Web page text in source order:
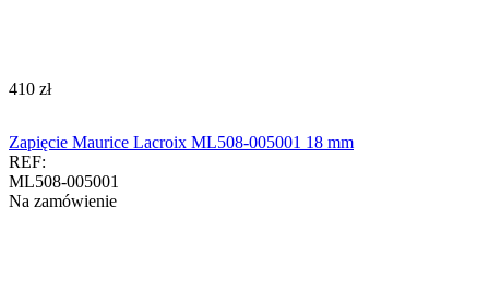
‍410‍ zł
Zapięcie Maurice Lacroix ML508-005001 18 mm
REF:
ML508-005001
Na zamówienie